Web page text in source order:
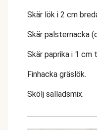
Skär lök i 2 cm
Skär palsternacka
Skär paprika i 1 cm
Finhacka gräslök.
Skölj salladsmix.